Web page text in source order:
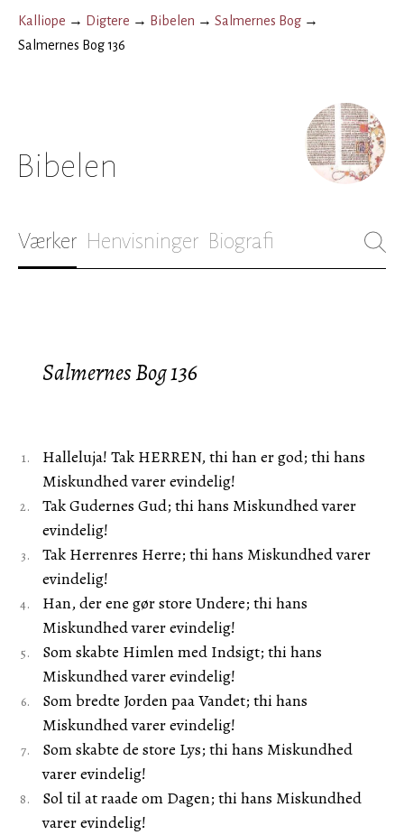
Kalliope → Digtere → Bibelen → Salmernes Bog →
Salmernes Bog 136
Bibelen
Værker Henvisninger Biografi
Salmernes Bog 136
Halleluja! Tak HERREN, thi han er god; thi hans
Miskundhed varer evindelig!
Tak Gudernes Gud; thi hans Miskundhed varer
evindelig!
Tak Herrenres Herre; thi hans Miskundhed varer
evindelig!
Han, der ene gør store Undere; thi hans
Miskundhed varer evindelig!
Som skabte Himlen med Indsigt; thi hans
Miskundhed varer evindelig!
Som bredte Jorden paa Vandet; thi hans
Miskundhed varer evindelig!
Som skabte de store Lys; thi hans Miskundhed
varer evindelig!
Sol til at raade om Dagen; thi hans Miskundhed
varer evindelig!